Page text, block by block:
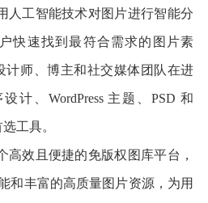
人工智能技术对图片进行智能分
快速找到最符合需求的图片素
计师、博主和社交媒体团队在进
计、WordPress 主题、PSD 和
工具。
高效且便捷的免版权图库平台，
和丰富的高质量图片资源，为用